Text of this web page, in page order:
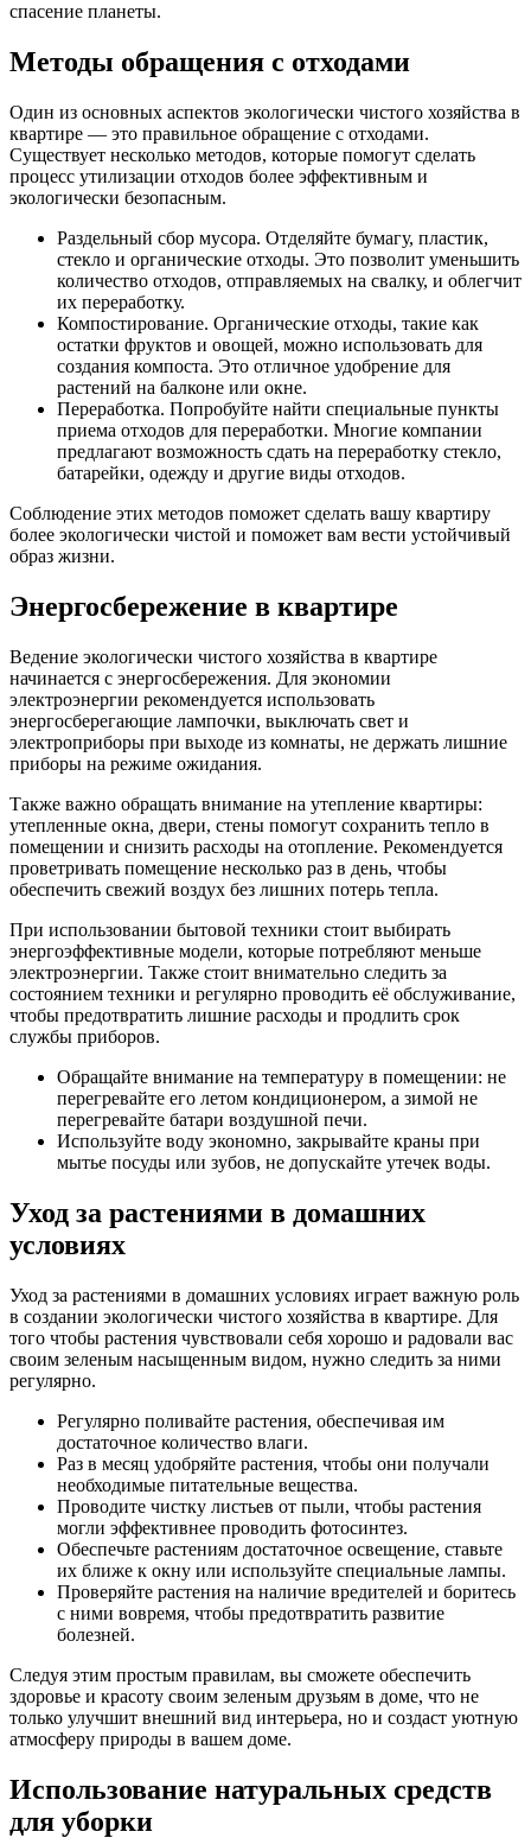
спасение планеты.
Методы обращения с отходами
Один из основных аспектов экологически чистого хозяйства в
квартире — это правильное обращение с отходами.
Существует несколько методов, которые помогут сделать
процесс утилизации отходов более эффективным и
экологически безопасным.
Раздельный сбор мусора. Отделяйте бумагу, пластик,
стекло и органические отходы. Это позволит уменьшить
количество отходов, отправляемых на свалку, и облегчит
их переработку.
Компостирование. Органические отходы, такие как
остатки фруктов и овощей, можно использовать для
создания компоста. Это отличное удобрение для
растений на балконе или окне.
Переработка. Попробуйте найти специальные пункты
приема отходов для переработки. Многие компании
предлагают возможность сдать на переработку стекло,
батарейки, одежду и другие виды отходов.
Соблюдение этих методов поможет сделать вашу квартиру
более экологически чистой и поможет вам вести устойчивый
образ жизни.
Энергосбережение в квартире
Ведение экологически чистого хозяйства в квартире
начинается с энергосбережения. Для экономии
электроэнергии рекомендуется использовать
энергосберегающие лампочки, выключать свет и
электроприборы при выходе из комнаты, не держать лишние
приборы на режиме ожидания.
Также важно обращать внимание на утепление квартиры:
утепленные окна, двери, стены помогут сохранить тепло в
помещении и снизить расходы на отопление. Рекомендуется
проветривать помещение несколько раз в день, чтобы
обеспечить свежий воздух без лишних потерь тепла.
При использовании бытовой техники стоит выбирать
энергоэффективные модели, которые потребляют меньше
электроэнергии. Также стоит внимательно следить за
состоянием техники и регулярно проводить её обслуживание,
чтобы предотвратить лишние расходы и продлить срок
службы приборов.
Обращайте внимание на температуру в помещении: не
перегревайте его летом кондиционером, а зимой не
перегревайте батари воздушной печи.
Используйте воду экономно, закрывайте краны при
мытье посуды или зубов, не допускайте утечек воды.
Уход за растениями в домашних
условиях
Уход за растениями в домашних условиях играет важную роль
в создании экологически чистого хозяйства в квартире. Для
того чтобы растения чувствовали себя хорошо и радовали вас
своим зеленым насыщенным видом, нужно следить за ними
регулярно.
Регулярно поливайте растения, обеспечивая им
достаточное количество влаги.
Раз в месяц удобряйте растения, чтобы они получали
необходимые питательные вещества.
Проводите чистку листьев от пыли, чтобы растения
могли эффективнее проводить фотосинтез.
Обеспечьте растениям достаточное освещение, ставьте
их ближе к окну или используйте специальные лампы.
Проверяйте растения на наличие вредителей и боритесь
с ними вовремя, чтобы предотвратить развитие
болезней.
Следуя этим простым правилам, вы сможете обеспечить
здоровье и красоту своим зеленым друзьям в доме, что не
только улучшит внешний вид интерьера, но и создаст уютную
атмосферу природы в вашем доме.
Использование натуральных средств
для уборки